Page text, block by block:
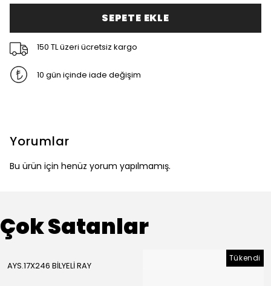
SEPETE EKLE
150 TL üzeri ücretsiz kargo
10 gün içinde iade değişim
Yorumlar
Bu ürün için henüz yorum yapılmamış.
Çok Satanlar
AYS.17X246 BİLYELİ RAY
Tükendi